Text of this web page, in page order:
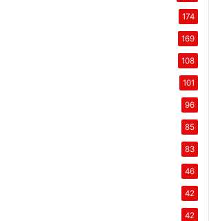
174
169
108
101
96
85
83
46
42
42